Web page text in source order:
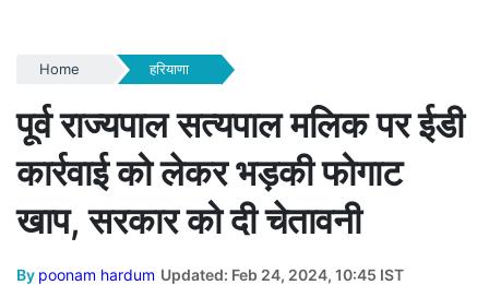
Home हरियाणा
पूर्व राज्यपाल सत्यपाल मलिक पर ईडी
कार्रवाई को लेकर भड़की फोगाट
खाप, सरकार को दी चेतावनी
By poonam hardum Updated: Feb 24, 2024, 10:45 IST